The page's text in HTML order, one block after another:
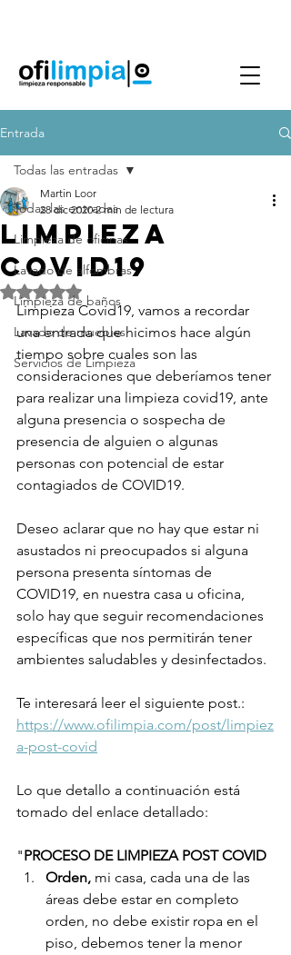
Entrada
Todas las entradas
Limpieza de oficinas
Lavado de alfombras
Limpieza de baños
Lavado de muebles
Servicios de Limpieza
Todas las entradas
Limpieza
COVID19
Martin Loor
28 dic 2020 2 min de lectura
Obtuvo NaN de 5 estrellas.
Limpieza Covid19, vamos a recordar
una entrada que hicimos hace algún
tiempo sobre cuales son las
consideraciones que deberíamos tener
para realizar una limpieza covid19, ante
alguna presencia o sospecha de
presencia de alguien o algunas
personas con potencial de estar
contagiados de COVID19.
Deseo aclarar que no hay que estar ni
asustados ni preocupados si alguna
persona presenta síntomas de
COVID19, en nuestra casa u oficina,
solo hay que seguir recomendaciones
específicas que nos permitirán tener
ambientes saludables y desinfectados.
Te interesará leer el siguiente post.:
https://www.ofilimpia.com/post/limpiez
a-post-covid
Lo que detallo a continuación está
tomado del enlace detallado:
"PROCESO DE LIMPIEZA POST COVID
Orden, mi casa, cada una de las
áreas debe estar en completo
orden, no debe existir ropa en el
piso, debemos tener la menor